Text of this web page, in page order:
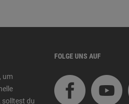
um
solltest du
FOLGE UNS AUF